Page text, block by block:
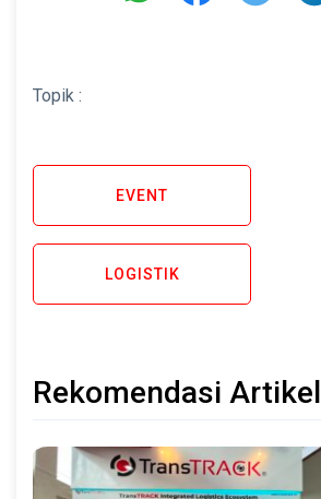
Topik :
EVENT
LOGISTIK
Rekomendasi Artikel